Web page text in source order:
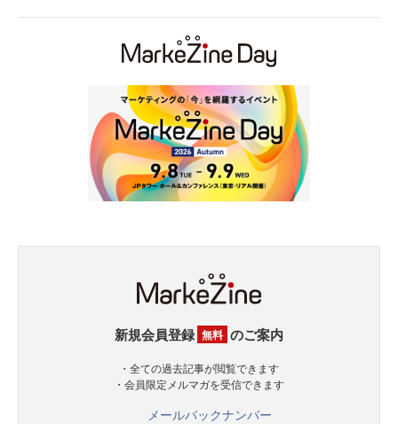
新規会員登録 無料 のご案内
・全ての過去記事が閲覧できます
・会員限定メルマガを受信できます
メールバックナンバー